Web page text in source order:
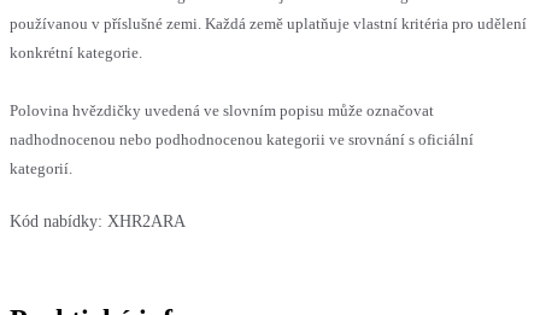
používanou v příslušné zemi. Každá země uplatňuje vlastní kritéria pro udělení
konkrétní kategorie.
Polovina hvězdičky uvedená ve slovním popisu může označovat
nadhodnocenou nebo podhodnocenou kategorii ve srovnání s oficiální
kategorií.
Kód nabídky: XHR2ARA